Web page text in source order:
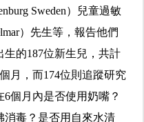
Sweden）兒童過敏
）先生等，報告他們
生的187位新生兒，共計
月，而174位則追蹤研究
個月內是否使用奶嘴？
消毒？是否用自來水清